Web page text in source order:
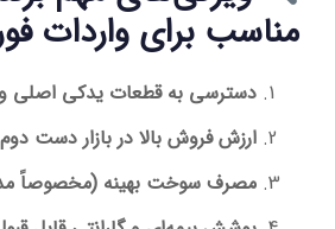
مناسب برای واردات
دسترسی به قطعات یدکی اصلی و
ارزش فروش بالا در بازار دست دوم
مصرف سوخت بهینه (مخصوصاً